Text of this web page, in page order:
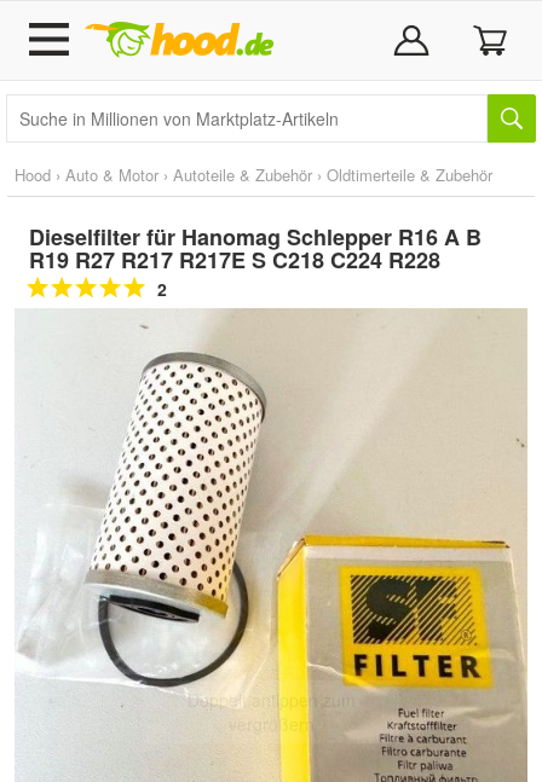
Hood › Auto & Motor › Autoteile & Zubehör › Oldtimerteile & Zubehör
Dieselfilter für Hanomag Schlepper R16 A B
R19 R27 R217 R217E S C218 C224 R228
2
Doppelt antippen zum
vergrößern